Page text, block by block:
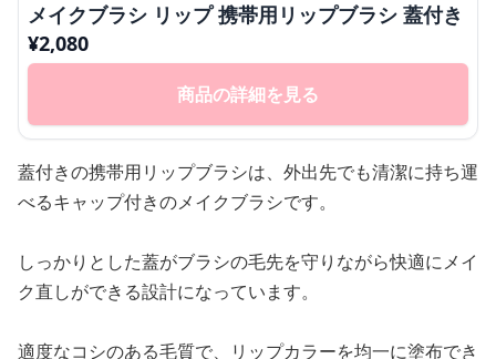
メイクブラシ リップ 携帯用リップブラシ 蓋付き
¥2,080
商品の詳細を見る
蓋付きの携帯用リップブラシは、外出先でも清潔に持ち運
べるキャップ付きのメイクブラシです。
しっかりとした蓋がブラシの毛先を守りながら快適にメイ
ク直しができる設計になっています。
適度なコシのある毛質で、リップカラーを均一に塗布でき